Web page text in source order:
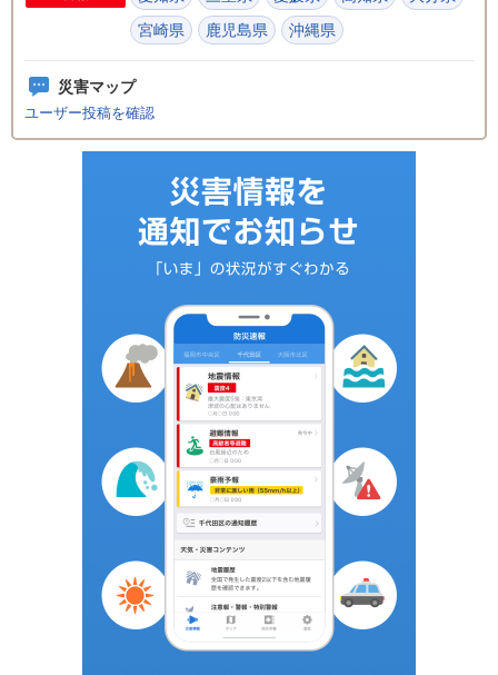
宮崎県
鹿児島県 沖縄県
災害マップ
ユーザー投稿を確認